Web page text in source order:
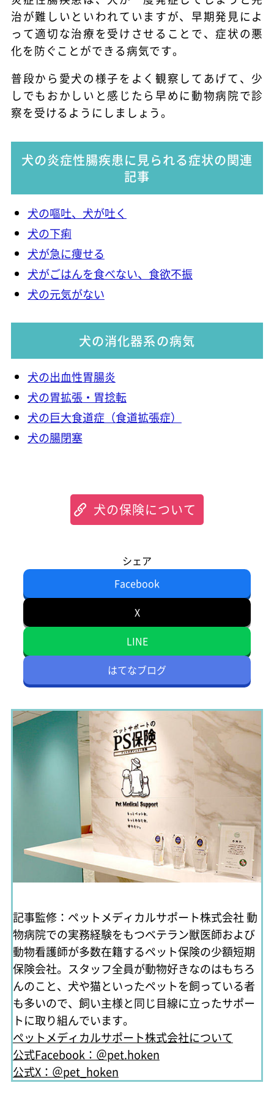
治が難しいといわれていますが、早期発見によ
って適切な治療を受けさせることで、症状の悪
化を防ぐことができる病気です。
普段から愛犬の様子をよく観察してあげて、少
しでもおかしいと感じたら早めに動物病院で診
察を受けるようにしましょう。
犬の炎症性腸疾患に見られる症状の関連
記事
犬の嘔吐、犬が吐く
犬の下痢
犬が急に痩せる
犬がごはんを食べない、食欲不振
犬の元気がない
犬の消化器系の病気
犬の出血性胃腸炎
犬の胃拡張・胃捻転
犬の巨大食道症（食道拡張症）
犬の腸閉塞
犬の保険について
シェア
Facebook
X
LINE
はてなブログ
記事監修：ペットメディカルサポート株式会社動
物病院での実務経験をもつベテラン獣医師および
動物看護師が多数在籍するペット保険の少額短期
保険会社。スタッフ全員が動物好きなのはもちろ
んのこと、犬や猫といったペットを飼っている者
も多いので、飼い主様と同じ目線に立ったサポー
トに取り組んでいます。
ペットメディカルサポート株式会社について
公式Facebook：＠pet.hoken
公式X：＠pet_hoken